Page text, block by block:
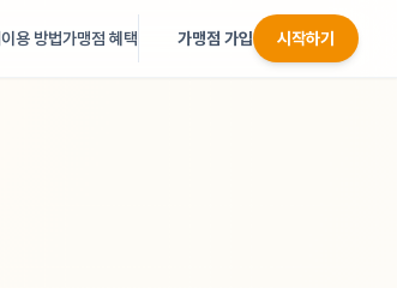
이용 방법가맹점 혜택 가맹점 가입 시작하기